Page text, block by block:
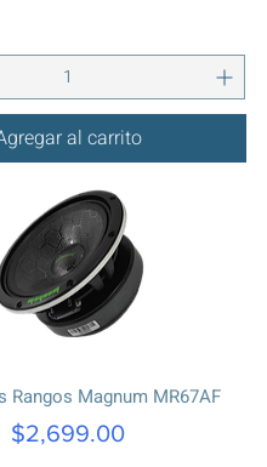
al carrito
Rangos Magnum MR67AF
Precio
$2,699.00